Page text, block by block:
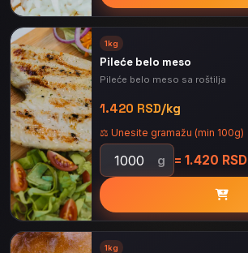
1kg
Pileće belo meso
Pileće belo meso sa roštilja
1.420 RSD/kg
⚖️ Unesite gramažu (min 100g)
g = 1.420 RSD
1kg